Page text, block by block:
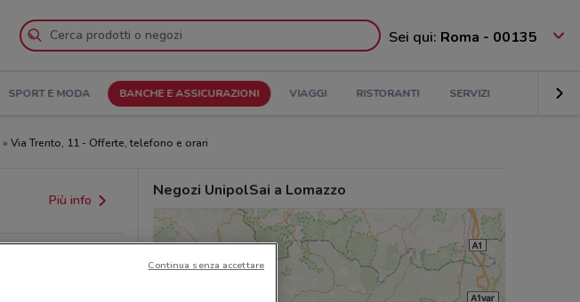
Sei qui: Roma - 00135
SPORT E MODA BANCHE E ASSICURAZIONI VIAGGI RISTORANTI SERVIZI
Via Trento, 11 - Offerte, telefono e orari
Più info
Negozi UnipolSai a Lomazzo
Continua senza accettare